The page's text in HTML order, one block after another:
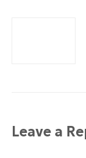
Leave a